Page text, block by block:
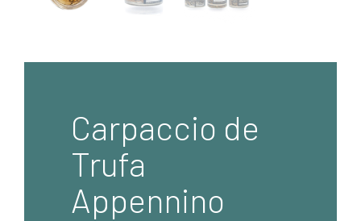
Carpaccio de
Trufa
Appennino